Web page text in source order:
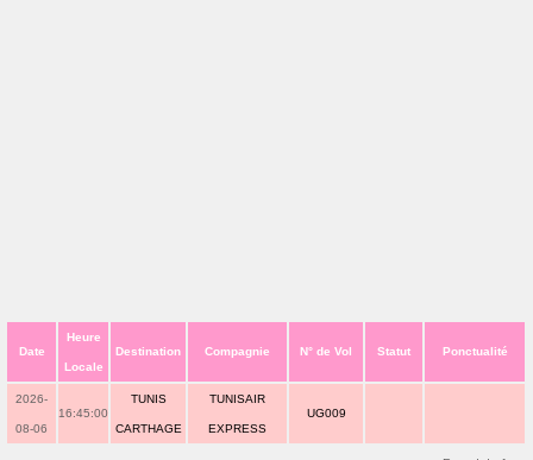
Date
Heure
Locale
Destination Compagnie N° de Vol Statut Ponctualité
2026-
08-06
16:45:00
TUNIS
CARTHAGE
TUNISAIR
EXPRESS
UG009